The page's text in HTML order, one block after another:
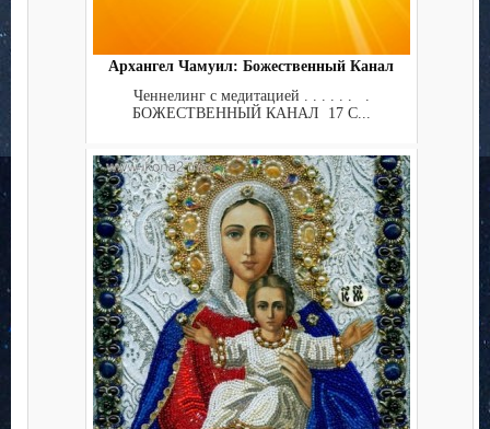
Архангел Чамуил: Божественный Канал
Ченнелинг с медитацией . . . . . . .
БОЖЕСТВЕННЫЙ КАНАЛ 17 С...